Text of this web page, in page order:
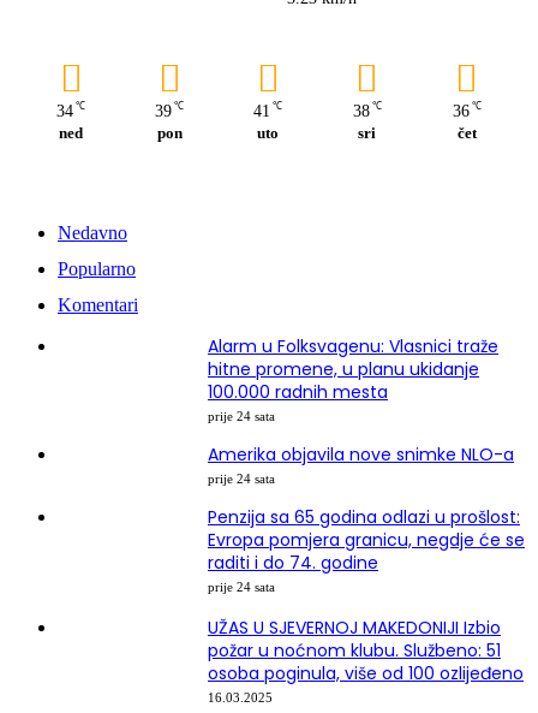
34 ℃
ned
39 ℃
pon
41 ℃
uto
38 ℃
sri
36 ℃
čet
Nedavno
Popularno
Komentari
Alarm u Folksvagenu: Vlasnici traže
hitne promene, u planu ukidanje
100.000 radnih mesta
prije 24 sata
Amerika objavila nove snimke NLO-a
prije 24 sata
Penzija sa 65 godina odlazi u prošlost:
Evropa pomjera granicu, negdje će se
raditi i do 74. godine
prije 24 sata
UŽAS U SJEVERNOJ MAKEDONIJI Izbio
požar u noćnom klubu. Službeno: 51
osoba poginula, više od 100 ozlijeđeno
16.03.2025